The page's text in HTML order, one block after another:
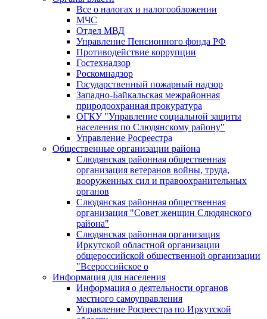
Все о налогах и налогообложении
МЧС
Отдел МВД
Управление Пенсионного фонда РФ
Противодействие коррупции
Гостехнадзор
Роскомнадзор
Государственный пожарный надзор
Западно-Байкальская межрайонная
природоохранная прокуратура
ОГКУ "Управление социальной защиты
населения по Слюдянскому району"
Управление Росреестра
Общественные организации района
Слюдянская районная общественная
организация ветеранов войны, труда,
вооруженных сил и правоохранительных
органов
Слюдянская районная общественная
организация "Совет женщин Слюдянского
района"
Слюдянская районная организация
Иркутской областной организации
общероссийской общественной организации
"Всероссийское о
Информация для населения
Информация о деятельности органов
местного самоуправления
Управление Росреестра по Иркутской